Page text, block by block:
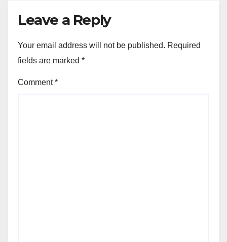
Leave a Reply
Your email address will not be published. Required
fields are marked *
Comment*